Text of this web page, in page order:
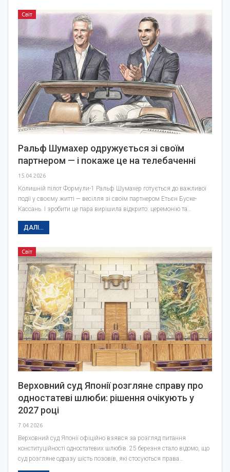
Світ
Ральф Шумахер одружується зі своїм
партнером — і покаже це на телебаченні
15.04.2026
Колишній пілот Формули-1 Ральф Шумахер готується до важливої
події у своєму житті — весілля зі своїм партнером Етьєн Буске-
Кассань. І зробити це пара вирішила відкрито: церемонію та…
ДАЛІ...
Світ
Верховний суд Японії розгляне справу про
одностатеві шлюби: рішення очікують у
2027 році
7.04.2026
Верховний суд Японії офіційно взявся за розгляд питання
конституційності одностатевих шлюбів. 25 березня стало відомо, що
суд розгляне одразу шість позовів, які стосуються права…